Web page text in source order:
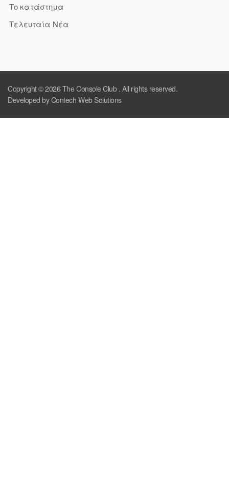
Το κατάστημα
Τελευταία Νέα
Copyright © 2026 The Console Club. All rights reserved.
Developed by Contech Web Solutions